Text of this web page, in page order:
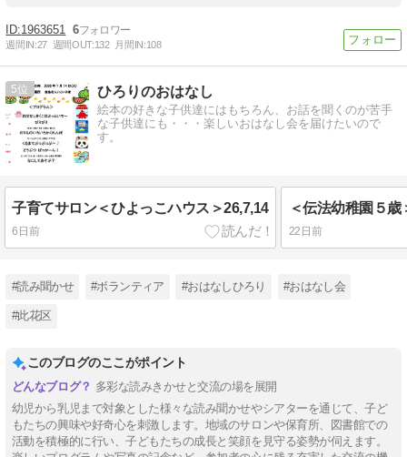
1963651 6
週間IN:27 週間OUT:132 月間IN:108
5 ひろりのおはなし
絵本の好きな子供達にはもちろん、お話を聞くのが苦手
な子供達にも・・・楽しいおはなし会を届けたいので
す。
子育てサロン＜ひよっこハウス＞26,7,14
6日前
＜伝法幼稚園５歳
22日前
#読み聞かせ #ボランティア #おはなしひろり #おはなし会
#此花区
このブログのここがポイント
多彩な読みきかせと交流の場を展開
幼児から乳児まで対象とした様々な読み聞かせやシアターを通じて、子ど
もたちの興味や好奇心を刺激します。地域のサロンや保育所、図書館での
活動を積極的に行い、子どもたちの成長と笑顔を見守る姿勢が伺えます。